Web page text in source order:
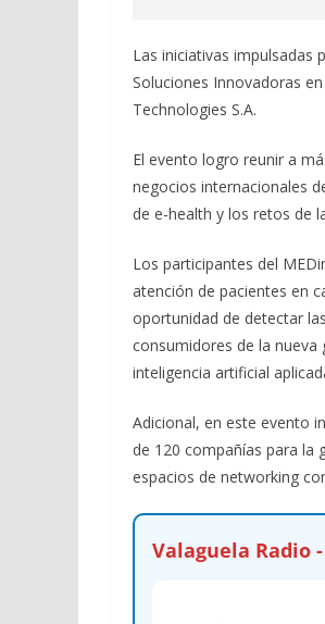
Las iniciativas impulsadas
Soluciones Innovadoras en
Technologies S.A.
El evento logro reunir a
negocios internacionales
de e-health y los retos de
Los participantes del
atención de pacientes en
oportunidad de detectar
consumidores de la
inteligencia artificial
Adicional, en este evento
de 120 compañías para la
espacios de networking
Valaguela Radio